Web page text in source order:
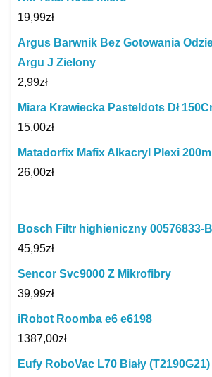
19,99zł
Argus Barwnik Bez Gotowania
Argu J Zielony
2,99zł
Miara Krawiecka Pasteldots Dł
15,00zł
Matadorfix Mafix Alkacryl Plexi 200ml
26,00zł
Bosch Filtr highieniczny 00576833-
45,95zł
Sencor Svc9000 Z Mikrofibry
39,99zł
iRobot Roomba e6 e6198
1387,00zł
Eufy RoboVac L70 Biały (T2190G21)